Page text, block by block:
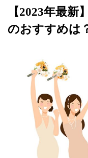
【2023年最
のおすすめは